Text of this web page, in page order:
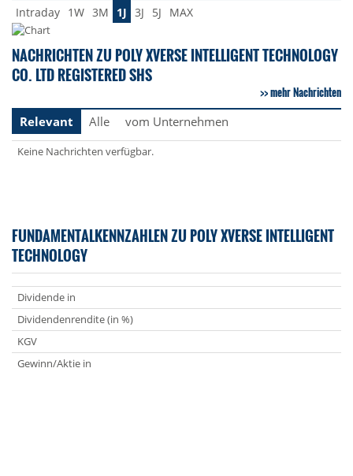
Intraday 1W 3M 1J 3J 5J MAX
NACHRICHTEN ZU POLY XVERSE INTELLIGENT TECHNOLOGY
CO. LTD REGISTERED SHS
mehr Nachrichten
Relevant
Alle vom Unternehmen
Keine Nachrichten verfügbar.
FUNDAMENTALKENNZAHLEN ZU POLY XVERSE INTELLIGENT
TECHNOLOGY
Dividende in
Dividendenrendite (in %)
KGV
Gewinn/Aktie in